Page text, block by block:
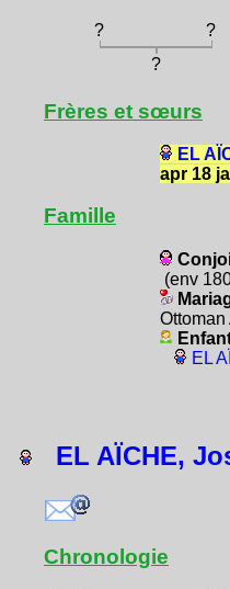
? ?
?
Frères et sœurs
EL
apr 18
Famille
(env
Ottoman
EL
EL AÏCHE,
Chronologie